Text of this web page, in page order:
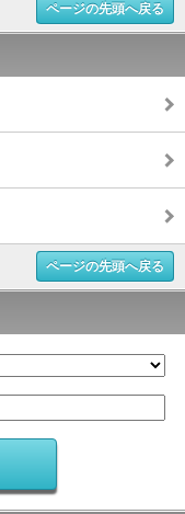
ページの先頭へ戻る
ページの先頭へ戻る